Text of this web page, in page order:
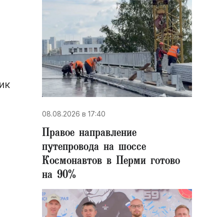
08.08.2026 в 17:40
Правое направление
путепровода на шоссе
Космонавтов в Перми готово
на 90%